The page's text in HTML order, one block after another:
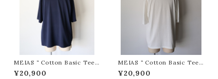
MEIAS “ Cotton Basic Tee (
Navy )”
¥20,900
MEIAS “ Cotton Basic Tee (
White )”
¥20,900